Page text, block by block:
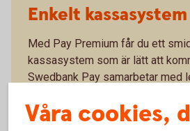
Enkelt kassasystem
Med Pay Premium får du ett
kassasystem som är lätt att
Swedbank Pay samarbetar med
kassasystem. Oavsett storlek
Våra cookies,